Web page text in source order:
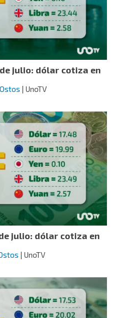
julio: dólar cotiza en
| UnoTV
julio: dólar cotiza en
| UnoTV